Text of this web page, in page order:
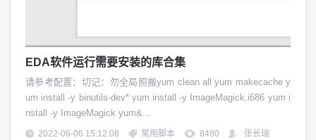
EDA软件运行需要安装的库合集
请参考配置：切记：勿全局照搬yum clean all yum makecache y
um install -y binutils-dev* yum install -y ImageMagick.i686 yum i
nstall -y ImageMagick yum&...
2022-06-06 15:12:08 常用脚本 8480 张长瑞